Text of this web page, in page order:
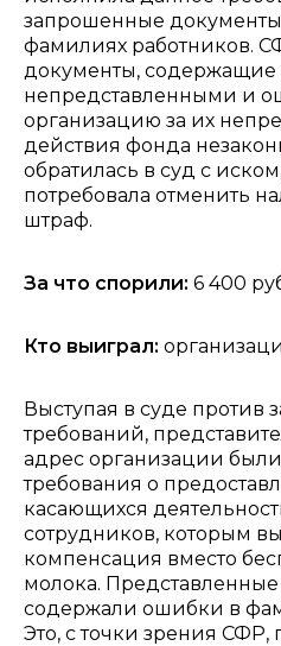
запрошенные документы
фамилиях работников.
документы, содержащие
непредставленными и
организацию за их
действия фонда
обратилась в суд с
потребовала отменить
штраф.
За что спорили: 6 400
Кто выиграл:
Выступая в суде против
требований,
адрес организации
требования о
касающихся
сотрудников, которым
компенсация вместо
молока.
содержали ошибки в
Это, с точки зрения СФР,